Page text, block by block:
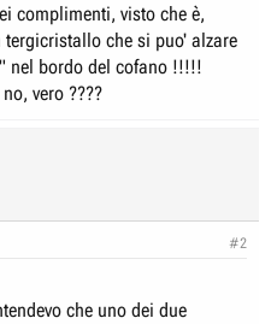
complimenti, visto che è,
che si puo' alzare
nel bordo del cofano !!!!!
vero ????
#2
che uno dei due